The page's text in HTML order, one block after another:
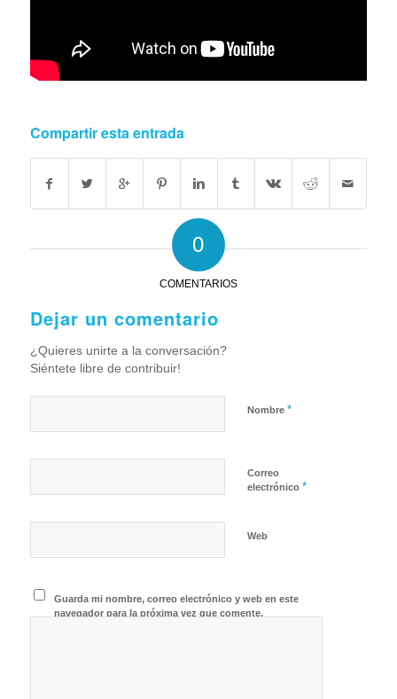
Compartir esta entrada
0
COMENTARIOS
Dejar un comentario
¿Quieres unirte a la conversación?
Siéntete libre de contribuir!
Nombre *
Correo
electrónico *
Web
Guarda mi nombre, correo electrónico y web en este
navegador para la próxima vez que comente.